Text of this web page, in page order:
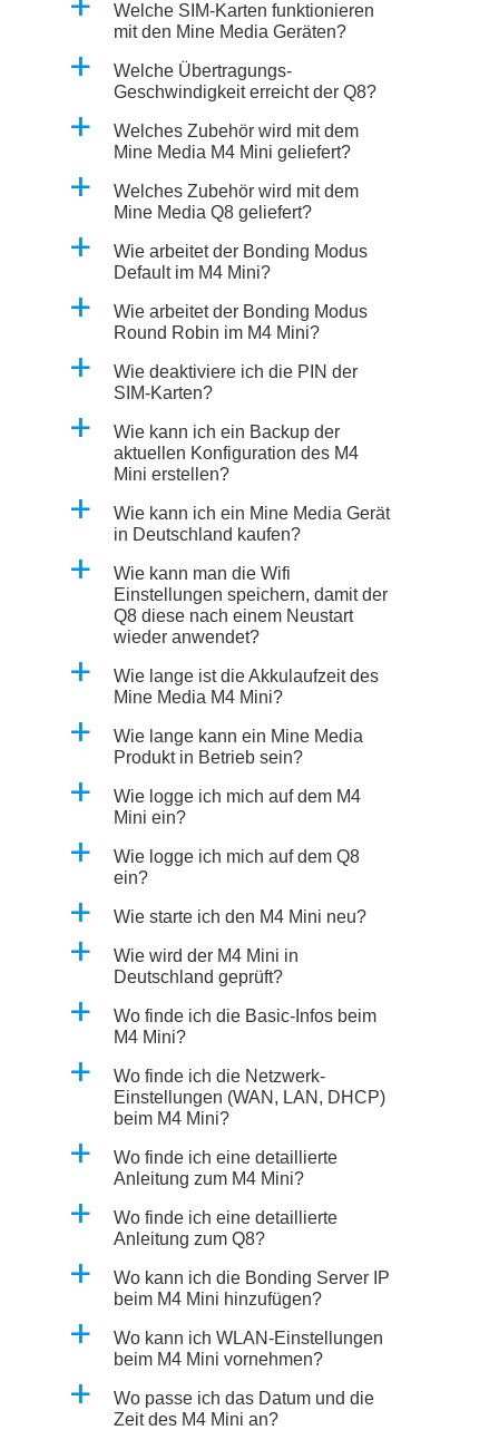
a
Welche SIM-Karten funktionieren
mit den Mine Media Geräten?
a
Welche Übertragungs-
Geschwindigkeit erreicht der Q8?
a
Welches Zubehör wird mit dem
Mine Media M4 Mini geliefert?
a
Welches Zubehör wird mit dem
Mine Media Q8 geliefert?
a
Wie arbeitet der Bonding Modus
Default im M4 Mini?
a
Wie arbeitet der Bonding Modus
Round Robin im M4 Mini?
a
Wie deaktiviere ich die PIN der
SIM-Karten?
a
Wie kann ich ein Backup der
aktuellen Konfiguration des M4
Mini erstellen?
a
Wie kann ich ein Mine Media Gerät
in Deutschland kaufen?
a
Wie kann man die Wifi
Einstellungen speichern, damit der
Q8 diese nach einem Neustart
wieder anwendet?
a
Wie lange ist die Akkulaufzeit des
Mine Media M4 Mini?
a
Wie lange kann ein Mine Media
Produkt in Betrieb sein?
a
Wie logge ich mich auf dem M4
Mini ein?
a
Wie logge ich mich auf dem Q8
ein?
a Wie starte ich den M4 Mini neu?
a
Wie wird der M4 Mini in
Deutschland geprüft?
a
Wo finde ich die Basic-Infos beim
M4 Mini?
a
Wo finde ich die Netzwerk-
Einstellungen (WAN, LAN, DHCP)
beim M4 Mini?
a
Wo finde ich eine detaillierte
Anleitung zum M4 Mini?
a
Wo finde ich eine detaillierte
Anleitung zum Q8?
a
Wo kann ich die Bonding Server IP
beim M4 Mini hinzufügen?
a
Wo kann ich WLAN-Einstellungen
beim M4 Mini vornehmen?
a
Wo passe ich das Datum und die
Zeit des M4 Mini an?